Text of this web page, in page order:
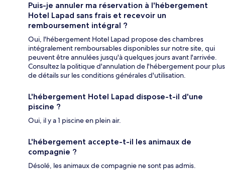
Puis-je annuler ma réservation à l'hébergement
Hotel Lapad sans frais et recevoir un
remboursement intégral ?
Oui, l'hébergement Hotel Lapad propose des chambres
intégralement remboursables disponibles sur notre site, qui
peuvent être annulées jusqu'à quelques jours avant l'arrivée.
Consultez la politique d'annulation de l'hébergement pour plus
de détails sur les conditions générales d'utilisation.
L'hébergement Hotel Lapad dispose-t-il d'une
piscine ?
Oui, il y a 1 piscine en plein air.
L'hébergement accepte-t-il les animaux de
compagnie ?
Désolé, les animaux de compagnie ne sont pas admis.